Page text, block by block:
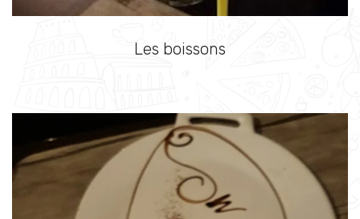
Les boissons